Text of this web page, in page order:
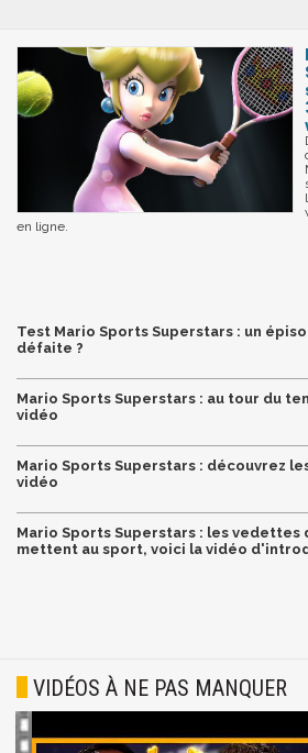
en ligne.
Test Mario Sports Superstars : un
défaite ?
Mario Sports Superstars : au tour du
vidéo
Mario Sports Superstars : découvrez
vidéo
Mario Sports Superstars : les vedettes
mettent au sport, voici la vidéo
VIDÉOS À NE PAS MANQUER